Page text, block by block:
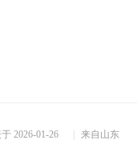
2026-01-26 来自山东